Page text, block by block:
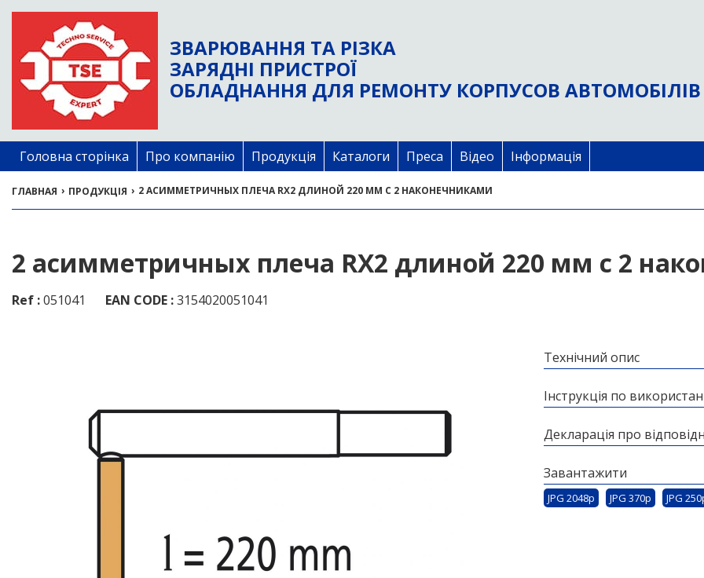
ЗВАРЮВАННЯ ТА РІЗКА
ЗАРЯДНІ ПРИСТРОЇ
ОБЛАДНАННЯ ДЛЯ РЕМОНТУ КОРПУСОВ АВТОМОБІЛІВ
Головна сторінка Про компанію Продукція Каталоги Преса Відео Інформація
ГЛАВНАЯ › ПРОДУКЦІЯ › 2 АСИММЕТРИЧНЫХ ПЛЕЧА RX2 ДЛИНОЙ 220 ММ С 2 НАКОНЕЧНИКАМИ
2 асимметричных плеча RX2 длиной 220 мм с 2
Ref :051041 EAN CODE :3154020051041
Технічний опис
Інструкція по
Декларація про
Завантажити
JPG 2048p JPG 370p JPG